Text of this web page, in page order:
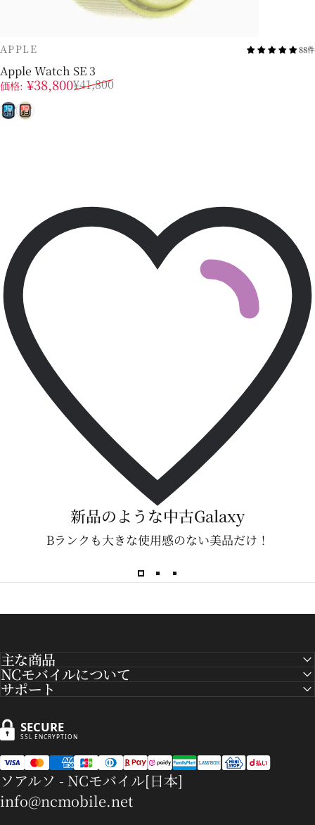
販売業者
APPLE 88件
Apple Watch SE 3
販売価格
価格: ¥38,800
通常価格 ¥41,800
ミッドナイト
スターライト
新品のような中古Galaxy
Bランクも大きな使用感のない美品だけ！
主な商品
NCモバイルについて
サポート
SECURE
SSL ENCRYPTION
ソアルソ - NCモバイル[日本]
info@ncmobile.net